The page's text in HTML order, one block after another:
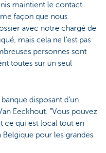
maintient le contact
façon que nous
avec notre chargé de
mais cela ne l’est pas
personnes sont
toutes sur un seul
banque disposant d’un
Eeckhout. "Vous pouvez
ce qui est local tout en
pour les grandes